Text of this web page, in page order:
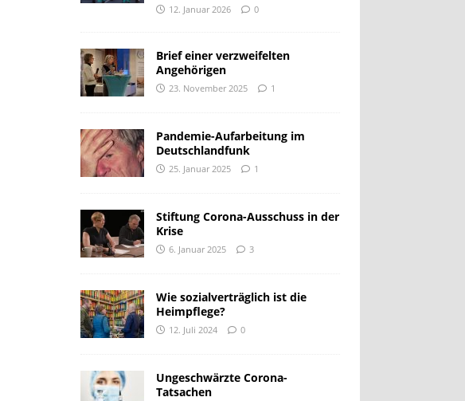
12. Januar 2026 0
Brief einer verzweifelten
Angehörigen
23. November 2025 1
Pandemie-Aufarbeitung im
Deutschlandfunk
25. Januar 2025 1
Stiftung Corona-Ausschuss in der
Krise
6. Januar 2025 3
Wie sozialverträglich ist die
Heimpflege?
12. Juli 2024 0
Ungeschwärzte Corona-
Tatsachen